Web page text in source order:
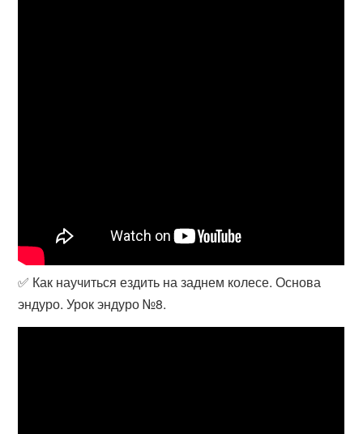
✅ Как научиться ездить на заднем колесе. Основа
эндуро. Урок эндуро №8.